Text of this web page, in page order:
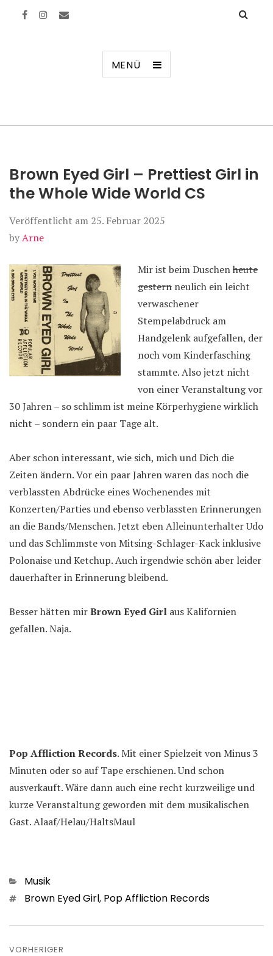
MENÜ
Brown Eyed Girl – Prettiest Girl in
the Whole Wide World CS
Veröffentlicht am 25. Februar 2025
byArne
Mir ist beim Duschenheute
gestern neulich ein leicht
verwaschener
Stempelabdruck am
Handgelenk aufgefallen, der
noch vom Kinderfasching
stammte. Also jetzt nicht
von einer Veranstaltung vor
30 Jahren – so schlimm ist meine Körperhygiene wirklich
nicht – sondern ein paar Tage alt.
Aber schon interessant, wie sich, mich und Dich die
Zeiten ändern. Vor ein paar Jahren waren das noch die
verblassten Abdrücke eines Wochenendes mit
Konzerten/Parties und ebenso verblassten Erinnerungen
an die Bands/Menschen. Jetzt eben Alleinunterhalter Udo
und das Schlimmste von Mitsing-Schlager-Kack inklusive
Polonaise und Ketchup. Auch irgendwie schön aber leider
dauerhafter in Erinnerung bleibend.
Besser hätten mirBrown Eyed Girl aus Kalifornien
gefallen. Naja.
Pop Affliction Records. Mit einer Spielzeit von Minus 3
Minuten oder so auf Tape erschienen. Und schon
ausverkauft. Wäre dann auch eine recht kurzweilige und
kurze Veranstaltung geworden mit dem musikalischen
Gast. Alaaf/Helau/HaltsMaul
Kategorien
Musik
Schlagwörter
Brown Eyed Girl, Pop Affliction Records
VORHERIGER